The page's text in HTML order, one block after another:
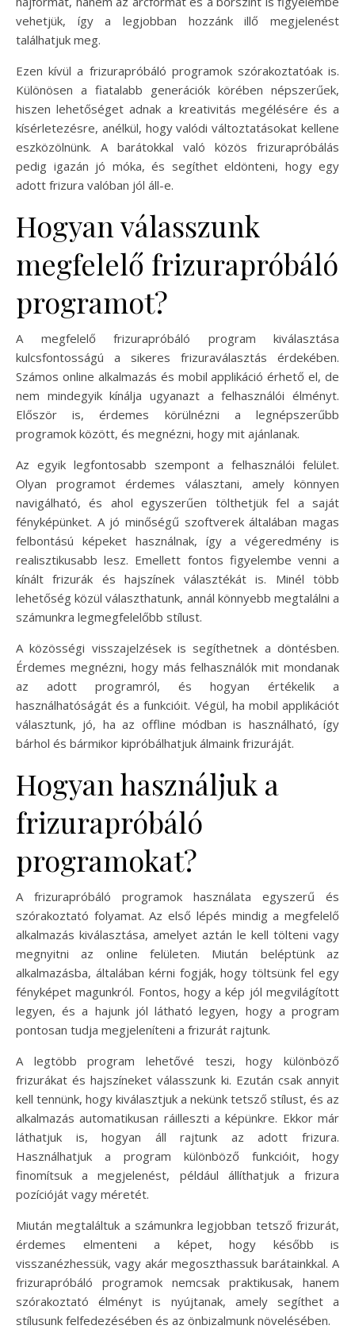
vehetjük, így a legjobban hozzánk illő megjelenést
találhatjuk meg.
Ezen kívül a frizurapróbáló programok szórakoztatóak is.
Különösen a fiatalabb generációk körében népszerűek,
hiszen lehetőséget adnak a kreativitás megélésére és a
kísérletezésre, anélkül, hogy valódi változtatásokat kellene
eszközölnünk. A barátokkal való közös frizurapróbálás
pedig igazán jó móka, és segíthet eldönteni, hogy egy
adott frizura valóban jól áll-e.
Hogyan válasszunk
megfelelő frizurapróbáló
programot?
A megfelelő frizurapróbáló program kiválasztása
kulcsfontosságú a sikeres frizuraválasztás érdekében.
Számos online alkalmazás és mobil applikáció érhető el, de
nem mindegyik kínálja ugyanazt a felhasználói élményt.
Először is, érdemes körülnézni a legnépszerűbb
programok között, és megnézni, hogy mit ajánlanak.
Az egyik legfontosabb szempont a felhasználói felület.
Olyan programot érdemes választani, amely könnyen
navigálható, és ahol egyszerűen tölthetjük fel a saját
fényképünket. A jó minőségű szoftverek általában magas
felbontású képeket használnak, így a végeredmény is
realisztikusabb lesz. Emellett fontos figyelembe venni a
kínált frizurák és hajszínek választékát is. Minél több
lehetőség közül választhatunk, annál könnyebb megtalálni a
számunkra legmegfelelőbb stílust.
A közösségi visszajelzések is segíthetnek a döntésben.
Érdemes megnézni, hogy más felhasználók mit mondanak
az adott programról, és hogyan értékelik a
használhatóságát és a funkcióit. Végül, ha mobil applikációt
választunk, jó, ha az offline módban is használható, így
bárhol és bármikor kipróbálhatjuk álmaink frizuráját.
Hogyan használjuk a
frizurapróbáló
programokat?
A frizurapróbáló programok használata egyszerű és
szórakoztató folyamat. Az első lépés mindig a megfelelő
alkalmazás kiválasztása, amelyet aztán le kell tölteni vagy
megnyitni az online felületen. Miután beléptünk az
alkalmazásba, általában kérni fogják, hogy töltsünk fel egy
fényképet magunkról. Fontos, hogy a kép jól megvilágított
legyen, és a hajunk jól látható legyen, hogy a program
pontosan tudja megjeleníteni a frizurát rajtunk.
A legtöbb program lehetővé teszi, hogy különböző
frizurákat és hajszíneket válasszunk ki. Ezután csak annyit
kell tennünk, hogy kiválasztjuk a nekünk tetsző stílust, és az
alkalmazás automatikusan ráilleszti a képünkre. Ekkor már
láthatjuk is, hogyan áll rajtunk az adott frizura.
Használhatjuk a program különböző funkcióit, hogy
finomítsuk a megjelenést, például állíthatjuk a frizura
pozícióját vagy méretét.
Miután megtaláltuk a számunkra legjobban tetsző frizurát,
érdemes elmenteni a képet, hogy később is
visszanézhessük, vagy akár megoszthassuk barátainkkal. A
frizurapróbáló programok nemcsak praktikusak, hanem
szórakoztató élményt is nyújtanak, amely segíthet a
stílusunk felfedezésében és az önbizalmunk növelésében.